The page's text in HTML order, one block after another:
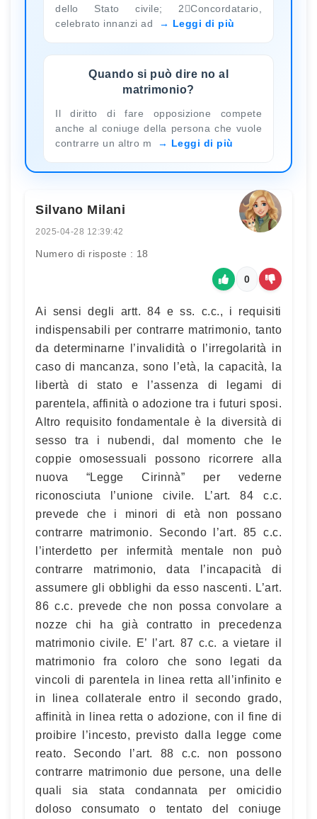
dello Stato civile; 2Concordatario,
celebrato innanzi ad
Leggi di più
Quando si può dire no al
matrimonio?
Il diritto di fare opposizione compete
anche al coniuge della persona che vuole
contrarre un altro m
Leggi di più
Silvano Milani
2025-04-28 12:39:42
Numero di risposte : 18
0
Ai sensi degli artt. 84 e ss. c.c., i requisiti
indispensabili per contrarre matrimonio, tanto
da determinarne l’invalidità o l’irregolarità in
caso di mancanza, sono l’età, la capacità, la
libertà di stato e l’assenza di legami di
parentela, affinità o adozione tra i futuri sposi.
Altro requisito fondamentale è la diversità di
sesso tra i nubendi, dal momento che le
coppie omosessuali possono ricorrere alla
nuova “Legge Cirinnà” per vederne
riconosciuta l’unione civile. L’art. 84 c.c.
prevede che i minori di età non possano
contrarre matrimonio. Secondo l’art. 85 c.c.
l’interdetto per infermità mentale non può
contrarre matrimonio, data l’incapacità di
assumere gli obblighi da esso nascenti. L’art.
86 c.c. prevede che non possa convolare a
nozze chi ha già contratto in precedenza
matrimonio civile. E’ l’art. 87 c.c. a vietare il
matrimonio fra coloro che sono legati da
vincoli di parentela in linea retta all’infinito e
in linea collaterale entro il secondo grado,
affinità in linea retta o adozione, con il fine di
proibire l’incesto, previsto dalla legge come
reato. Secondo l’art. 88 c.c. non possono
contrarre matrimonio due persone, una delle
quali sia stata condannata per omicidio
doloso consumato o tentato del coniuge